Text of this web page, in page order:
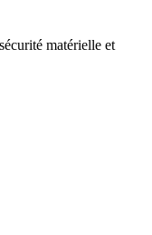
matérielle et